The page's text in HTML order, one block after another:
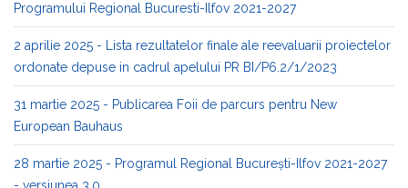
Programului Regional Bucuresti-Ilfov 2021-2027
2 aprilie 2025 - Lista rezultatelor finale ale reevaluarii proiectelor
ordonate depuse in cadrul apelului PR BI/P6.2/1/2023
31 martie 2025 - Publicarea Foii de parcurs pentru New
European Bauhaus
28 martie 2025 - Programul Regional București-Ilfov 2021-2027